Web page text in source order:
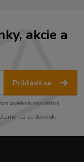
akcie a
Prihlásiť sa
zasielania newslettera.
raz za štvrťrok.